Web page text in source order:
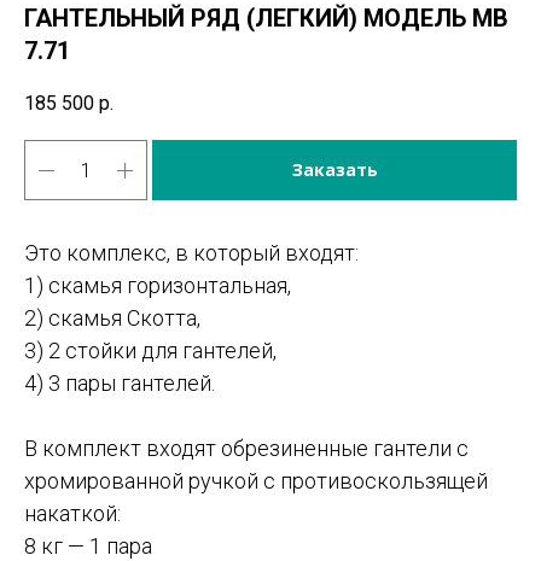
ГАНТЕЛЬНЫЙ РЯД (ЛЕГКИЙ) МОДЕЛЬ МВ
7.71
185 500 р.
Заказать
Это комплекс, в который входят:
1) скамья горизонтальная,
2) скамья Скотта,
3) 2 стойки для гантелей,
4) 3 пары гантелей.
В комплект входят обрезиненные гантели с
хромированной ручкой с противоскользящей
накаткой:
8 кг — 1 пара